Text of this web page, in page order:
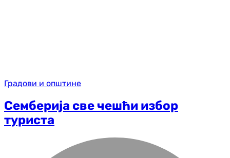
Градови и општине
Семберија све чешћи избор
туриста